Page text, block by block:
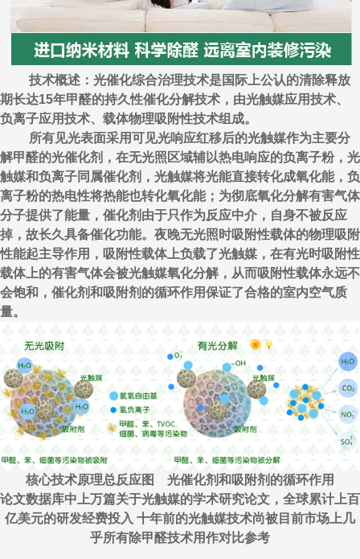
技术概述：光催化综合治理技术是国际上公认的清除释放
期长达15年甲醛的持久性催化分解技术，由光触媒应用技术、
负离子应用技术、载体物理吸附性技术组成。
所有见光表面采用可见光响应红移后的光触媒作为主要分
解甲醛的光催化剂，在无光照区域辅以热电响应的负离子粉，光
触媒和负离子同属催化剂，光触媒将光能直接转化成氧化能，负
离子粉的热电性将热能也转化氧化能；为彻底氧化分解有害气体
分子提供了能量，催化剂由于只作为反应中介，自身不被反应
掉，故长久具备催化功能。夜晚无光照时吸附性载体的物理吸附
性能起主导作用，吸附性载体上负载了光触媒，在有光时吸附性
载体上的有害气体会被光触媒氧化分解，从而吸附性载体永远不
会饱和，催化剂和吸附剂的循环作用保证了合格的室内空气质
量。
核心技术原理总反应图 光催化剂和吸附剂的循环作用
论文数据库中上万篇关于光触媒的学术研究论文，全球累计上百
亿美元的研发经费投入 十年前的光触媒技术尚被目前市场上几
乎所有除甲醛技术用作对比参考